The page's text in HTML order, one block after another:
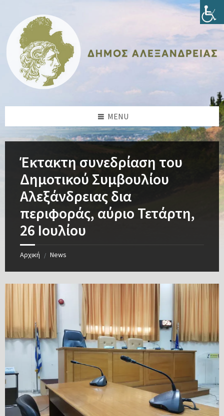
content
sidebar
sidebar
footer
MENU
Έκτακτη συνεδρίαση του
Δημοτικού Συμβουλίου
Αλεξάνδρειας δια
περιφοράς, αύριο Τετάρτη,
26 Ιουλίου
Αρχική / News